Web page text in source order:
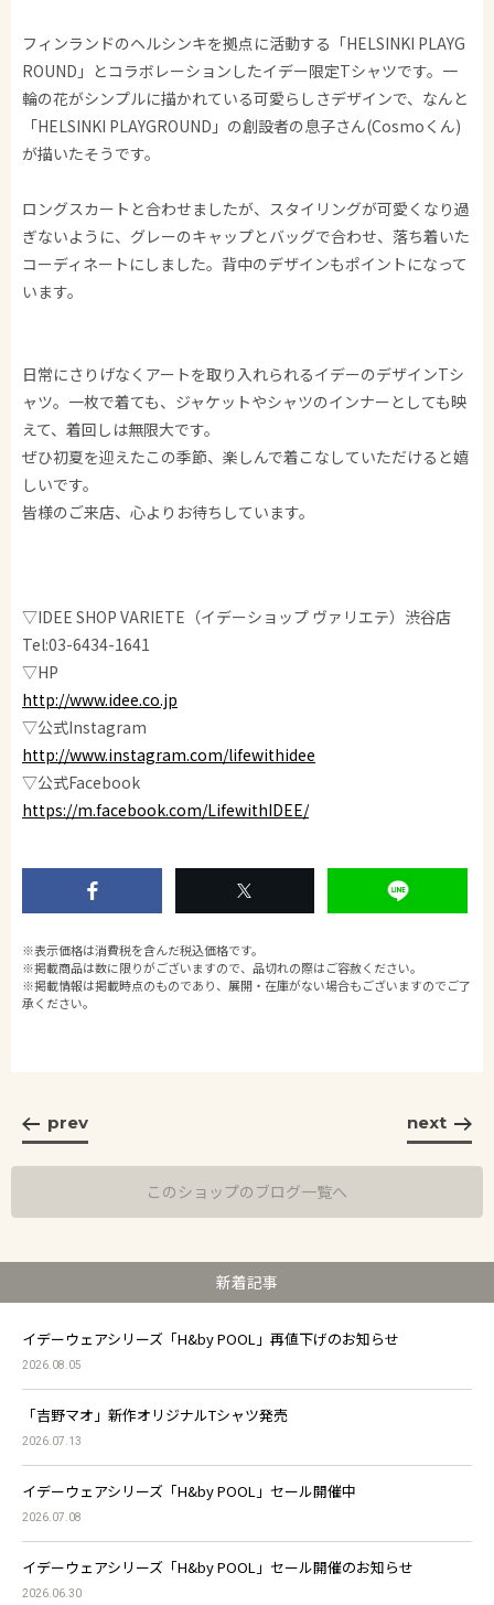
フィンランドのヘルシンキを拠点に活動する「HELSINKI PLAYG
ROUND」とコラボレーションしたイデー限定Tシャツです。一
輪の花がシンプルに描かれている可愛らしさデザインで、なんと
「HELSINKI PLAYGROUND」の創設者の息子さん(Cosmoくん)
が描いたそうです。
ロングスカートと合わせましたが、スタイリングが可愛くなり過
ぎないように、グレーのキャップとバッグで合わせ、落ち着いた
コーディネートにしました。背中のデザインもポイントになって
います。
日常にさりげなくアートを取り入れられるイデーのデザインTシ
ャツ。一枚で着ても、ジャケットやシャツのインナーとしても映
えて、着回しは無限大です。
ぜひ初夏を迎えたこの季節、楽しんで着こなしていただけると嬉
しいです。
皆様のご来店、心よりお待ちしています。
▽IDEE SHOP VARIETE（イデーショップ ヴァリエテ）渋谷店
Tel:03-6434-1641
▽HP
http://www.idee.co.jp
▽公式Instagram
http://www.instagram.com/lifewithidee
▽公式Facebook
https://m.facebook.com/LifewithIDEE/
※表示価格は消費税を含んだ税込価格です。
※掲載商品は数に限りがございますので、品切れの際はご容赦ください。
※掲載情報は掲載時点のものであり、展開・在庫がない場合もございますのでご了
承ください。
prev next
このショップのブログ一覧へ
新着記事
イデーウェアシリーズ「H&by POOL」再値下げのお知らせ
2026.08.05
「吉野マオ」新作オリジナルTシャツ発売
2026.07.13
イデーウェアシリーズ「H&by POOL」セール開催中
2026.07.08
イデーウェアシリーズ「H&by POOL」セール開催のお知らせ
2026.06.30